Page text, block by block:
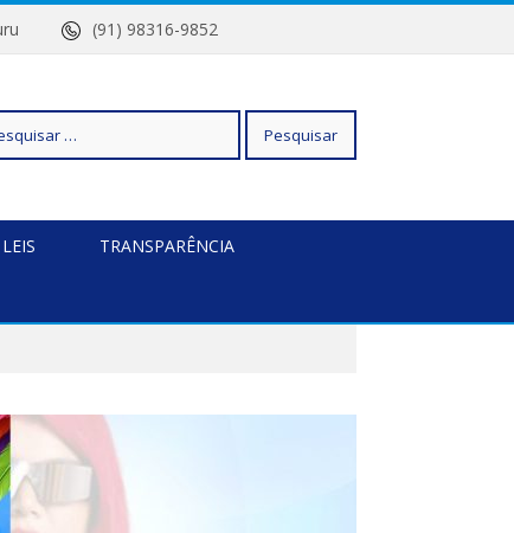
(91) 98316-9852
LEIS TRANSPARÊNCIA